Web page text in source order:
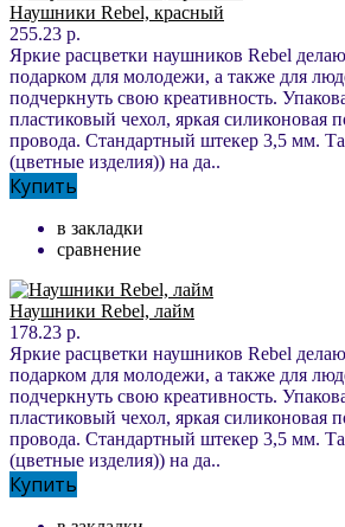
Наушники Rebel, красный
255.23 р.
Яркие расцветки наушников Rebel
подарком для молодежи, а также для
подчеркнуть свою креативность.
пластиковый чехол, яркая силиконовая
провода. Стандартный штекер 3,5 мм.
(цветные изделия)) на да..
Купить
в закладки
сравнение
Наушники Rebel, лайм
178.23 р.
Яркие расцветки наушников Rebel
подарком для молодежи, а также для
подчеркнуть свою креативность.
пластиковый чехол, яркая силиконовая
провода. Стандартный штекер 3,5 мм.
(цветные изделия)) на да..
Купить